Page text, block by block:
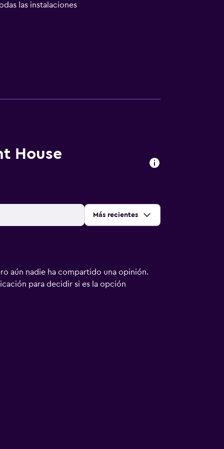
las instalaciones
House
Ordenar por:
Más recientes
aún nadie ha compartido una opinión.
para decidir si es la opción